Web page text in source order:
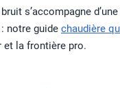
s’accompagne d’une
notre guide chaudière
et la frontière pro.